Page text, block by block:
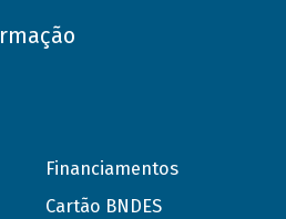
Financiamentos
Cartão BNDES